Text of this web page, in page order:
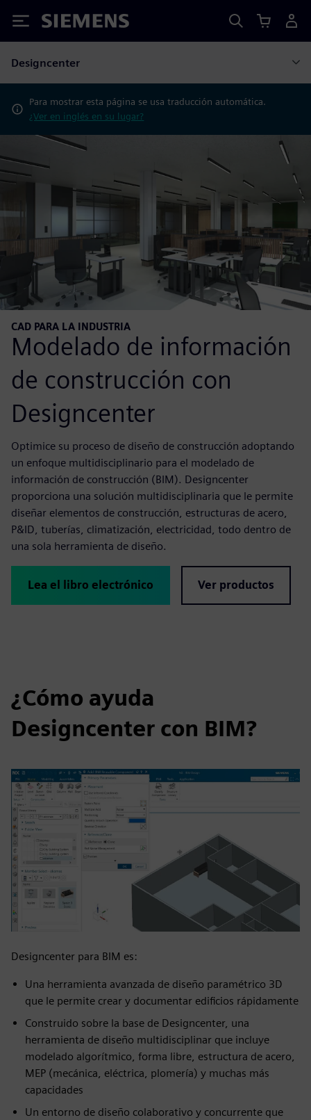
Siemens
Designcenter
Para mostrar esta página se usa traducción automática.
¿Ver en inglés en su lugar?
CAD PARA LA INDUSTRIA
Modelado de información
de construcción con
Designcenter
Optimice su proceso de diseño de construcción adoptando
un enfoque multidisciplinario para el modelado de
información de construcción (BIM). Designcenter
proporciona una solución multidisciplinaria que le permite
diseñar elementos de construcción, estructuras de acero,
P&ID, tuberías, climatización, electricidad, todo dentro de
una sola herramienta de diseño.
Lea el libro electrónico Ver productos
¿Cómo ayuda
Designcenter con BIM?
Designcenter para BIM es:
Una herramienta avanzada de diseño paramétrico 3D
que le permite crear y documentar edificios rápidamente
Construido sobre la base de Designcenter, una
herramienta de diseño multidisciplinar que incluye
modelado algorítmico, forma libre, estructura de acero,
MEP (mecánica, eléctrica, plomería) y muchas más
capacidades
Un entorno de diseño colaborativo y concurrente que